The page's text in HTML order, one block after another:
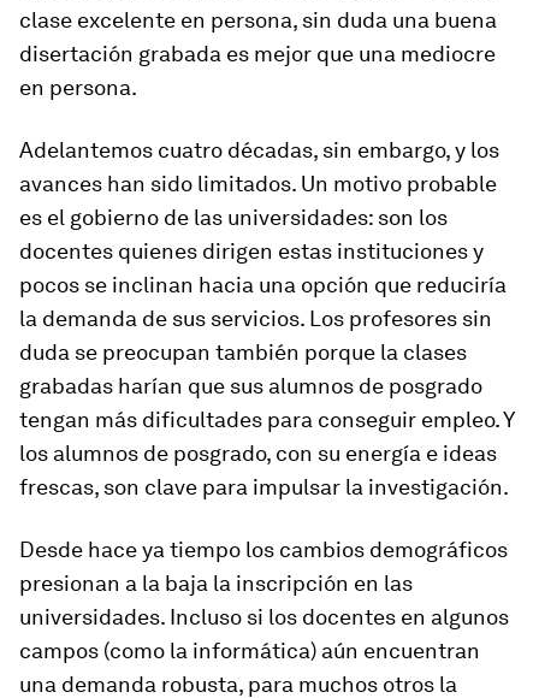
clase excelente en persona, sin duda una buena
disertación grabada es mejor que una mediocre
en persona.
Adelantemos cuatro décadas, sin embargo, y los
avances han sido limitados. Un motivo probable
es el gobierno de las universidades: son los
docentes quienes dirigen estas instituciones y
pocos se inclinan hacia una opción que reduciría
la demanda de sus servicios. Los profesores sin
duda se preocupan también porque la clases
grabadas harían que sus alumnos de posgrado
tengan más dificultades para conseguir empleo. Y
los alumnos de posgrado, con su energía e ideas
frescas, son clave para impulsar la investigación.
Desde hace ya tiempo los cambios demográficos
presionan a la baja la inscripción en las
universidades. Incluso si los docentes en algunos
campos (como la informática) aún encuentran
una demanda robusta, para muchos otros la